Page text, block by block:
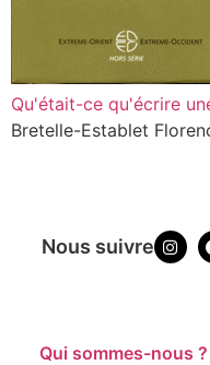
Qu'était-ce qu'écrire
Bretelle-Establet
Nous suivre
Qui sommes-nous ?